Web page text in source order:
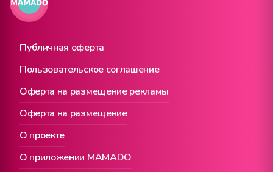
Публичная оферта
О проекте
Пользовательское соглашение
О приложении MAMADO
Оферта на размещение рекламы
Оферта на размещение